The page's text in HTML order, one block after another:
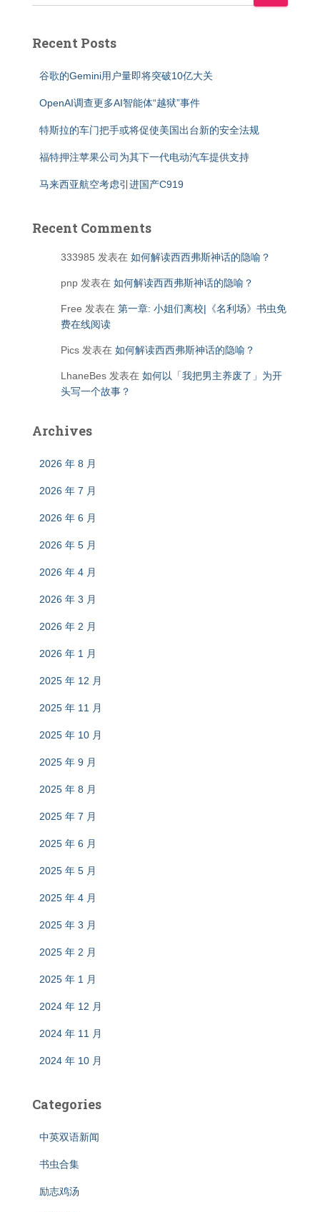
Recent Posts
谷歌的Gemini用户量即将突破10亿大关
OpenAI调查更多AI智能体“越狱”事件
特斯拉的车门把手或将促使美国出台新的安全法规
福特押注苹果公司为其下一代电动汽车提供支持
马来西亚航空考虑引进国产C919
Recent Comments
333985 发表在 如何解读西西弗斯神话的隐喻？
pnp 发表在 如何解读西西弗斯神话的隐喻？
Free 发表在 第一章: 小姐们离校|《名利场》书虫免
费在线阅读
Pics 发表在 如何解读西西弗斯神话的隐喻？
LhaneBes 发表在 如何以「我把男主养废了」为开
头写一个故事？
Archives
2026 年 8 月
2026 年 7 月
2026 年 6 月
2026 年 5 月
2026 年 4 月
2026 年 3 月
2026 年 2 月
2026 年 1 月
2025 年 12 月
2025 年 11 月
2025 年 10 月
2025 年 9 月
2025 年 8 月
2025 年 7 月
2025 年 6 月
2025 年 5 月
2025 年 4 月
2025 年 3 月
2025 年 2 月
2025 年 1 月
2024 年 12 月
2024 年 11 月
2024 年 10 月
Categories
中英双语新闻
书虫合集
励志鸡汤